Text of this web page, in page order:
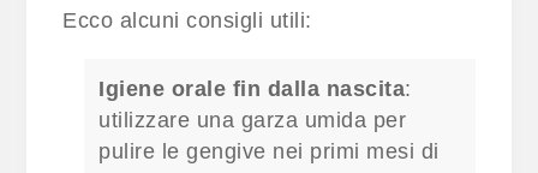
Ecco alcuni consigli utili:
Igiene orale fin dalla nascita:
utilizzare una garza umida per
pulire le gengive nei primi mesi di